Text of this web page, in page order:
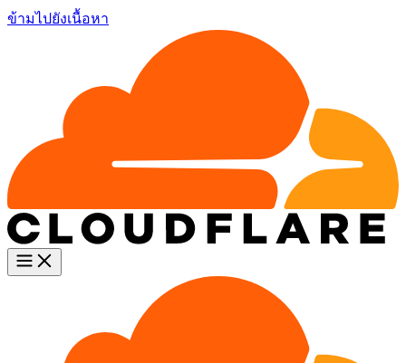
ข้ามไปยังเนื้อหา